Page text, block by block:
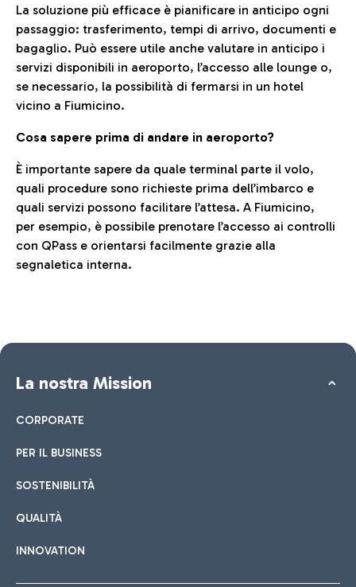
La soluzione più efficace è pianificare in anticipo ogni
passaggio: trasferimento, tempi di arrivo, documenti e
bagaglio. Può essere utile anche valutare in anticipo i
servizi disponibili in aeroporto, l’accesso alle lounge o,
se necessario, la possibilità di fermarsi in un hotel
vicino a Fiumicino.
Cosa sapere prima di andare in aeroporto?
È importante sapere da quale terminal parte il volo,
quali procedure sono richieste prima dell’imbarco e
quali servizi possono facilitare l’attesa. A Fiumicino,
per esempio, è possibile prenotare l’accesso ai controlli
con QPass e orientarsi facilmente grazie alla
segnaletica interna.
La nostra Mission
CORPORATE
PER IL BUSINESS
SOSTENIBILITÀ
QUALITÀ
INNOVATION